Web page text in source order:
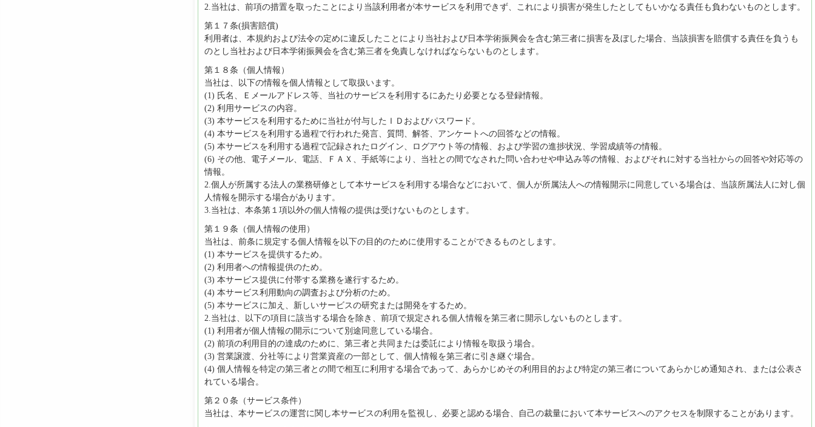
2.当社は、前項の措置を取ったことにより当該利用者が本サービスを利用できず、これにより損害が発生したとしてもいかなる責任も負わないものとします。
第１７条(損害賠償)
利用者は、本規約および法令の定めに違反したことにより当社および日本学術振興会を含む第三者に損害を及ぼした場合、当該損害を賠償する責任を負うも
のとし当社および日本学術振興会を含む第三者を免責しなければならないものとします。
第１８条（個人情報）
当社は、以下の情報を個人情報として取扱います。
(1) 氏名、Ｅメールアドレス等、当社のサービスを利用するにあたり必要となる登録情報。
(2) 利用サービスの内容。
(3) 本サービスを利用するために当社が付与したＩＤおよびパスワード。
(4) 本サービスを利用する過程で行われた発言、質問、解答、アンケートへの回答などの情報。
(5) 本サービスを利用する過程で記録されたログイン、ログアウト等の情報、および学習の進捗状況、学習成績等の情報。
(6) その他、電子メール、電話、ＦＡＸ、手紙等により、当社との間でなされた問い合わせや申込み等の情報、およびそれに対する当社からの回答や対応等の
情報。
2.個人が所属する法人の業務研修として本サービスを利用する場合などにおいて、個人が所属法人への情報開示に同意している場合は、当該所属法人に対し個
人情報を開示する場合があります。
3.当社は、本条第１項以外の個人情報の提供は受けないものとします。
第１９条（個人情報の使用）
当社は、前条に規定する個人情報を以下の目的のために使用することができるものとします。
(1) 本サービスを提供するため。
(2) 利用者への情報提供のため。
(3) 本サービス提供に付帯する業務を遂行するため。
(4) 本サービス利用動向の調査および分析のため。
(5) 本サービスに加え、新しいサービスの研究または開発をするため。
2.当社は、以下の項目に該当する場合を除き、前項で規定される個人情報を第三者に開示しないものとします。
(1) 利用者が個人情報の開示について別途同意している場合。
(2) 前項の利用目的の達成のために、第三者と共同または委託により情報を取扱う場合。
(3) 営業譲渡、分社等により営業資産の一部として、個人情報を第三者に引き継ぐ場合。
(4) 個人情報を特定の第三者との間で相互に利用する場合であって、あらかじめその利用目的および特定の第三者についてあらかじめ通知され、または公表さ
れている場合。
第２０条（サービス条件）
当社は、本サービスの運営に関し本サービスの利用を監視し、必要と認める場合、自己の裁量において本サービスへのアクセスを制限することがあります。